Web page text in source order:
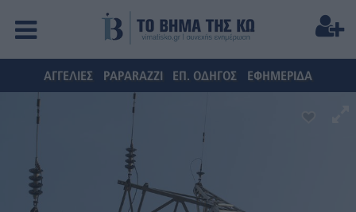
ΑΓΓΕΛΙΕΣ PAPARAZZI ΕΠ. ΟΔΗΓΟΣ ΕΦΗΜΕΡΙΔΑ